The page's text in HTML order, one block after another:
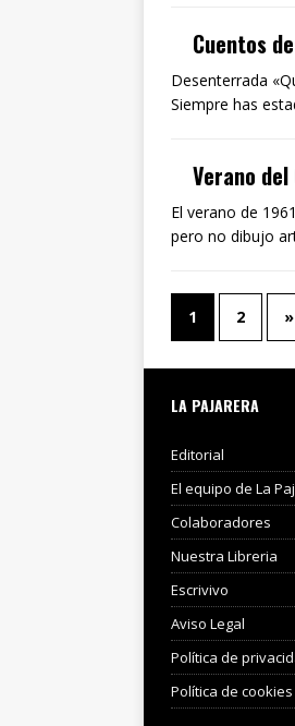
Cuentos
Desenterrada
Siempre has
Verano del
El verano de
pero no dibujo
1 2 »
LA PAJARERA
Editorial
El equipo de La
Colaboradores
Nuestra Libreria
Escrivivo
Aviso Legal
Política de
Política de cookies